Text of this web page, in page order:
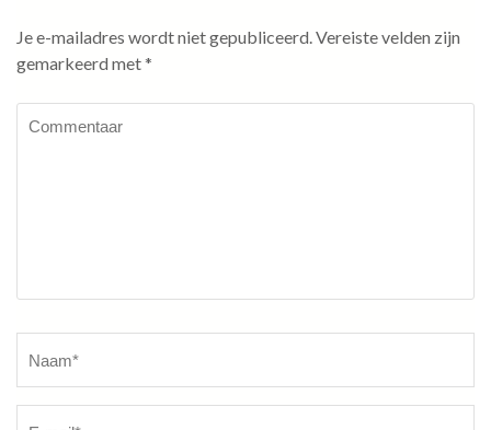
Je e-mailadres wordt niet gepubliceerd.Vereiste velden zijn
gemarkeerd met*